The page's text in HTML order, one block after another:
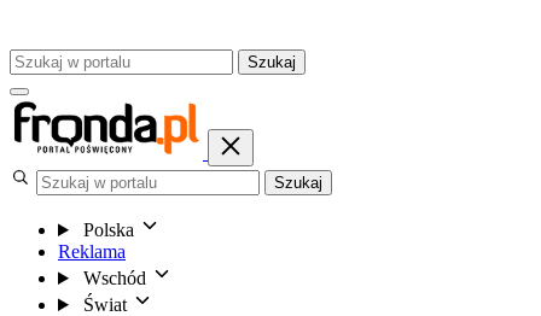
Szukaj
Szukaj
Polska
Reklama
Wschód
Świat